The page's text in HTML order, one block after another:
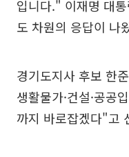
입니다." 이재명 대
도 차원의 응답이 나
경기도지사 후보 한
생활물가·건설·공공
까지 바로잡겠다"고